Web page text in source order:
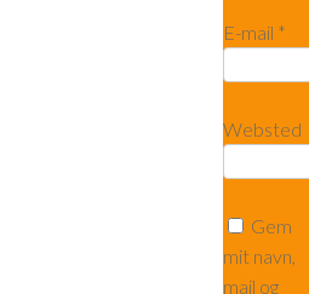
E-mail *
Websted
Gem
mit navn,
mail og